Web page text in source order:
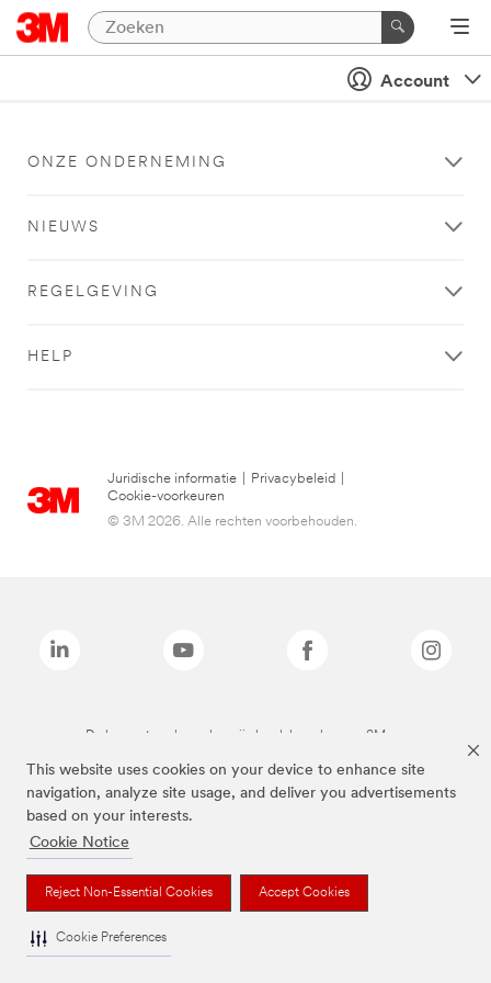
This website uses cookies on your device to enhance site
navigation, analyze site usage, and deliver you advertisements
based on your interests.
Cookie Notice
Reject Non-Essential Cookies Accept Cookies
Cookie Preferences
Account
ONZE ONDERNEMING
NIEUWS
REGELGEVING
HELP
Juridische informatie Privacybeleid
Cookie-voorkeuren
© 3M 2026. Alle rechten voorbehouden.
De bovenstaande merken zijn handelsmerken van 3M.we